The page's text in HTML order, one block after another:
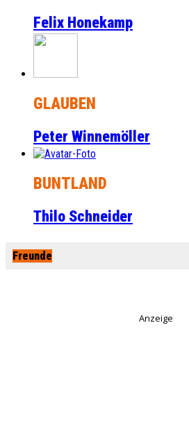
Felix Honekamp
GLAUBEN
Peter Winnemöller
BUNTLAND
Thilo Schneider
Freunde
Anzeige